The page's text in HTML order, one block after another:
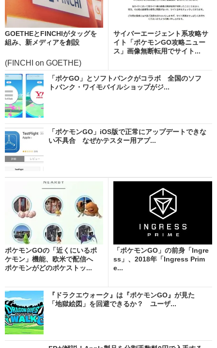
GOETHEとFINCHIがタッグを
組み、新メディアを創設
(FINCHI on GOETHE)
サイバーエージェント系攻略サ
イト「ポケモンGO攻略ニュー
ス」画像無断転用でサイト...
「ポケGO」とソフトバンクがコラボ 全国のソフ
トバンク・ワイモバイルショップがジ...
「ポケモンGO」iOS版で正常にアップデートできな
い不具合 なぜかテスター用アプ...
ポケモンGOの「近くにいるポ
ケモン」機能、欧米で配信へ
ポケモンがどのポケストッ...
「ポケモンGO」の前身「Ingre
ss」、2018年「Ingress Prim
e...
『ドラクエウォーク』は『ポケモンGO』が見た
「地獄絵図」を回避できるか？ ユーザ...